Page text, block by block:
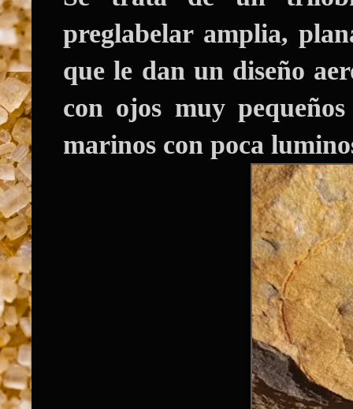
preglabelar amplia,
que le dan un diseño
con ojos muy
marinos con poca